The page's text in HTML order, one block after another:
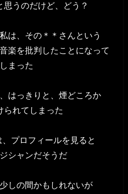
思うのだけど、どう？
は、その＊＊さんという
楽を批判したことになって
しまった
はっきりと、煙どころか
られてしまった
プロフィールを見ると
シャンだそうだ
しの間かもしれないが